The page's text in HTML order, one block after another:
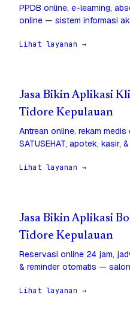
PPDB online, e-learning,
online — sistem informasi
Lihat layanan →
Jasa Bikin Aplikasi
Tidore Kepulauan
Antrean online, rekam medis
SATUSEHAT, apotek, kasir,
Lihat layanan →
Jasa Bikin Aplikasi
Tidore Kepulauan
Reservasi online 24 jam,
& reminder otomatis —
Lihat layanan →